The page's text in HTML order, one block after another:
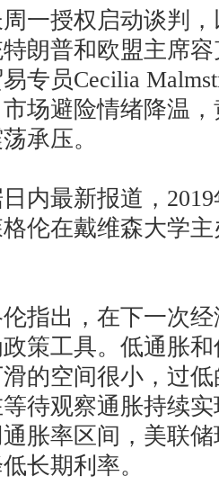
授权启动谈判，
朗普和欧盟主席
专员Cecilia
场避险情绪降温
承压。
最新报道，2019
伦在戴维森大学
出，在下一次经
策工具。低通胀
的空间很小，过
待观察通胀持续
胀率区间，美联
长期利率。